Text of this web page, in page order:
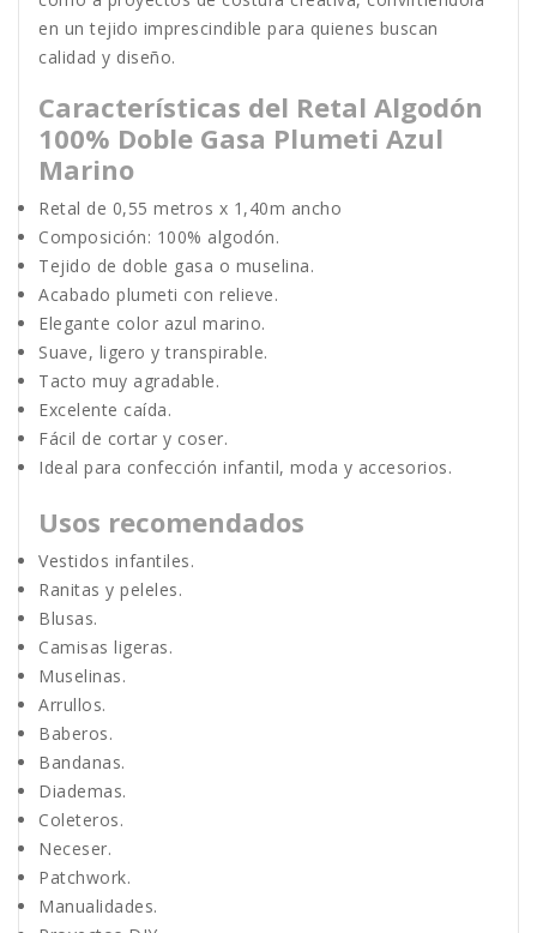
en un tejido imprescindible para quienes buscan
calidad y diseño.
Características del Retal Algodón
100% Doble Gasa Plumeti Azul
Marino
Retal de 0,55 metros x 1,40m ancho
Composición: 100% algodón.
Tejido de doble gasa o muselina.
Acabado plumeti con relieve.
Elegante color azul marino.
Suave, ligero y transpirable.
Tacto muy agradable.
Excelente caída.
Fácil de cortar y coser.
Ideal para confección infantil, moda y accesorios.
Usos recomendados
Vestidos infantiles.
Ranitas y peleles.
Blusas.
Camisas ligeras.
Muselinas.
Arrullos.
Baberos.
Bandanas.
Diademas.
Coleteros.
Neceser.
Patchwork.
Manualidades.